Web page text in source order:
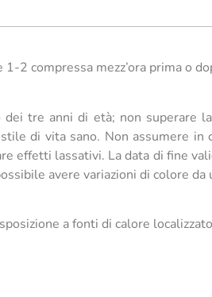
2 compressa mezz’ora prima o
tre anni di età; non superare
di vita sano. Non assumere
effetti lassativi. La data di fine
avere variazioni di colore da
a fonti di calore